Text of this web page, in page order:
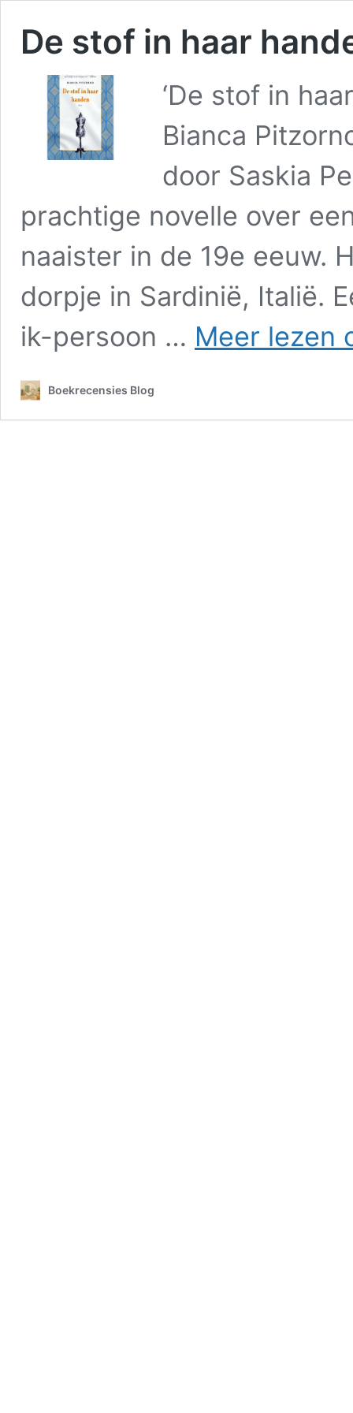
De stof in haar
‘De stof in
Bianca
door Saskia
prachtige novelle over
naaister in de 19e eeuw.
dorpje in Sardinië, Italië.
ik-persoon … Meer lezen
Boekrecensies Blog